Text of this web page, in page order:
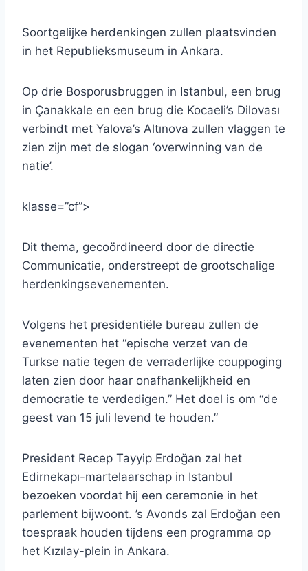
Soortgelijke herdenkingen zullen plaatsvinden
in het Republieksmuseum in Ankara.
Op drie Bosporusbruggen in Istanbul, een brug
in Çanakkale en een brug die Kocaeli’s Dilovası
verbindt met Yalova’s Altınova zullen vlaggen te
zien zijn met de slogan ‘overwinning van de
natie’.
klasse=”cf”>
Dit thema, gecoördineerd door de directie
Communicatie, onderstreept de grootschalige
herdenkingsevenementen.
Volgens het presidentiële bureau zullen de
evenementen het “epische verzet van de
Turkse natie tegen de verraderlijke couppoging
laten zien door haar onafhankelijkheid en
democratie te verdedigen.” Het doel is om “de
geest van 15 juli levend te houden.”
President Recep Tayyip Erdoğan zal het
Edirnekapı-martelaarschap in Istanbul
bezoeken voordat hij een ceremonie in het
parlement bijwoont. ’s Avonds zal Erdoğan een
toespraak houden tijdens een programma op
het Kızılay-plein in Ankara.